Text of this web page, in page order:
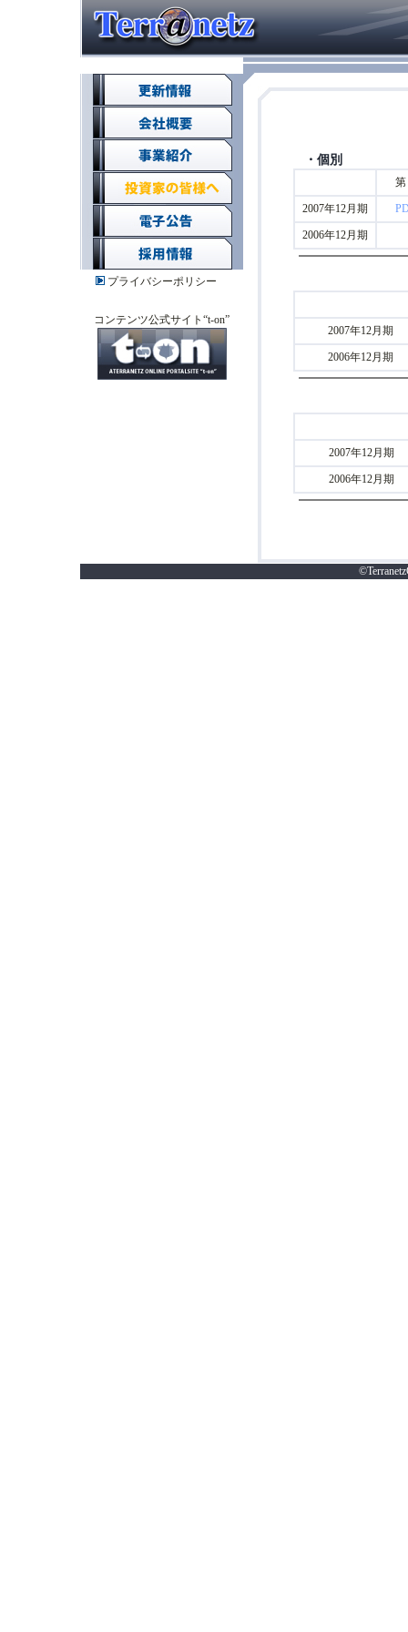
プライバシーポリシー
コンテンツ公式サイト“t-on”
・個別
2007年12月期
2006年12月期
2007年12月期
2006年12月期
2007年12月期
2006年12月期